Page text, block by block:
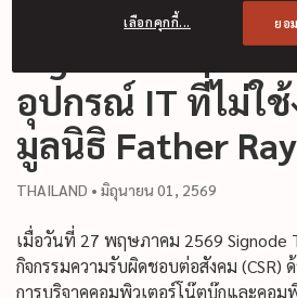
Signode
อุปกรณ์ IT ที่ไม่ใช้
มูลนิธิ Father Ray
THAILAND • มิถุนายน 01, 2569
เมื่อวันที่ 27 พฤษภาคม 2569 Signode
กิจกรรมความรับผิดชอบต่อสังคม (CSR)
การบริจาคคอมพิวเตอร์โน๊ตบุ๊กและคอม
เลือกคุกกี้... ยอ